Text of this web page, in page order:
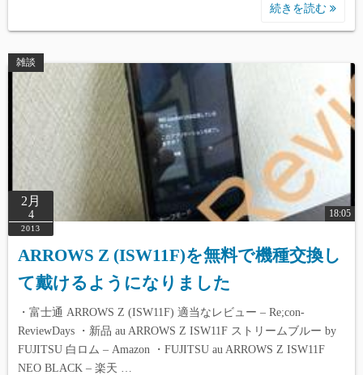
続きを読む
雑談
2月
4
2013
18:05
ARROWS Z (ISW11F)を無料で機種交換し
て戴けるようになりました
・富士通 ARROWS Z (ISW11F) 適当なレビュー – Re;con-
ReviewDays ・新品 au ARROWS Z ISW11F ストリームブルー by
FUJITSU 白ロム – Amazon ・FUJITSU au ARROWS Z ISW11F
NEO BLACK – 楽天 …